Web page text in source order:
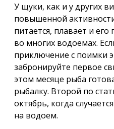
У щуки, как и у других
повышенной
питается, плавает и его
во многих водоемах.
приключение с поимки
забронируйте первое
этом месяце рыба
рыбалку. Второй по
октябрь, когда
на водоем.